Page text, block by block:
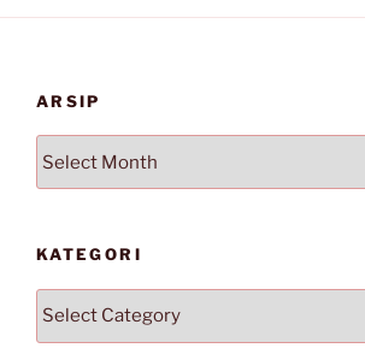
ARSIP
KATEGORI
Kategori